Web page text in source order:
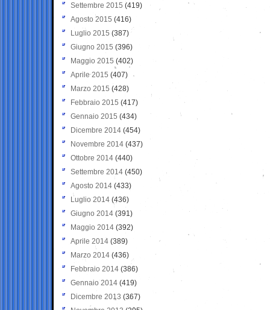
Settembre 2015 (419)
Agosto 2015 (416)
Luglio 2015 (387)
Giugno 2015 (396)
Maggio 2015 (402)
Aprile 2015 (407)
Marzo 2015 (428)
Febbraio 2015 (417)
Gennaio 2015 (434)
Dicembre 2014 (454)
Novembre 2014 (437)
Ottobre 2014 (440)
Settembre 2014 (450)
Agosto 2014 (433)
Luglio 2014 (436)
Giugno 2014 (391)
Maggio 2014 (392)
Aprile 2014 (389)
Marzo 2014 (436)
Febbraio 2014 (386)
Gennaio 2014 (419)
Dicembre 2013 (367)